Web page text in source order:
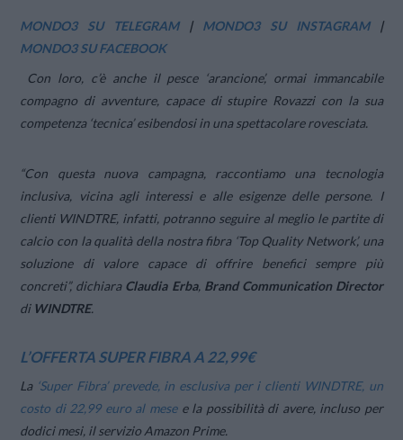
MONDO3 SU TELEGRAM| MONDO3 SU INSTAGRAM|
MONDO3 SU FACEBOOK
Con loro, c’è anche il pesce ‘arancione’, ormai immancabile
compagno di avventure, capace di stupire Rovazzi con la sua
competenza ‘tecnica’ esibendosi in una spettacolare rovesciata.
“Con questa nuova campagna, raccontiamo una tecnologia
inclusiva, vicina agli interessi e alle esigenze delle persone. I
clienti WINDTRE, infatti, potranno seguire al meglio le partite di
calcio con la qualità della nostra fibra ‘Top Quality Network’, una
soluzione di valore capace di offrire benefici sempre più
concreti”, dichiara Claudia Erba, Brand Communication Director
di WINDTRE.
L’OFFERTA SUPER FIBRA A 22,99€
La ‘Super Fibra’ prevede, in esclusiva per i clienti WINDTRE, un
costo di 22,99 euro al mesee la possibilità di avere, incluso per
dodici mesi, il servizio Amazon Prime.